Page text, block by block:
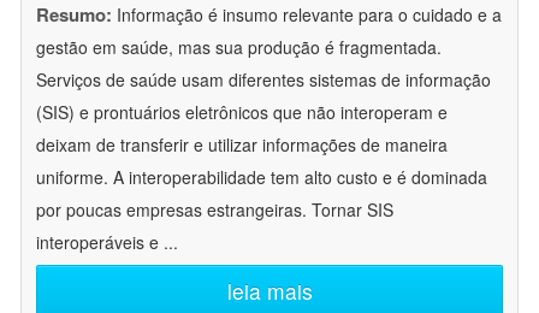
Resumo: Informação é insumo relevante para o cuidado e a
gestão em saúde, mas sua produção é fragmentada.
Serviços de saúde usam diferentes sistemas de informação
(SIS) e prontuários eletrônicos que não interoperam e
deixam de transferir e utilizar informações de maneira
uniforme. A interoperabilidade tem alto custo e é dominada
por poucas empresas estrangeiras. Tornar SIS
interoperáveis e ...
leia mais